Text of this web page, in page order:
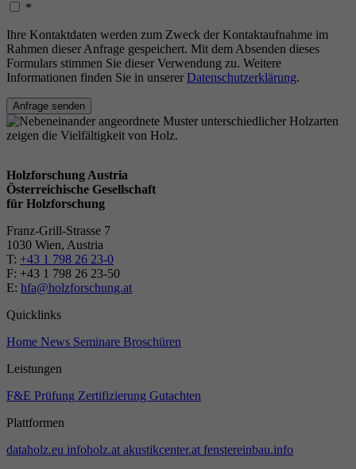
*
Ihre Kontaktdaten werden zum Zweck der Kontaktaufnahme im
Rahmen dieser Anfrage gespeichert. Mit dem Absenden dieses
Formulars stimmen Sie dieser Verwendung zu. Weitere
Informationen finden Sie in unserer Datenschutzerklärung.
Anfrage senden
Holzforschung Austria
Österreichische Gesellschaft
für Holzforschung
Franz-Grill-Strasse 7
1030 Wien, Austria
T: +43 1 798 26 23-0
​​F: +43 1 798 26 23-50
E: hfa@holzforschung.at
Quicklinks
Home News Seminare Broschüren
Leistungen
F&E Prüfung Zertifizierung Gutachten
Plattformen
dataholz.eu infoholz.at akustikcenter.at fenstereinbau.info